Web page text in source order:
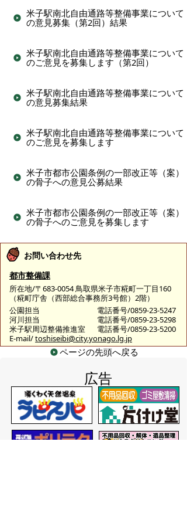
米子駅南北自由通路等整備事業について
の意見募集（第2回）結果
米子駅南北自由通路等整備事業について
のご意見を募集します（第2回）
米子駅南北自由通路等整備事業について
の意見募集結果
米子駅南北自由通路等整備事業について
のご意見を募集します
米子市都市公園条例の一部改正等（案）
の骨子への意見公募結果
米子市都市公園条例の一部改正等（案）
の骨子へのご意見を募集します
お問い合わせ先
都市整備課
所在地/〒683-0054 鳥取県米子市糀町一丁目160
（糀町庁舎（西部総合事務所3号館）2階）
公園担当
電話番号/0859-23-5247
河川担当
電話番号/0859-23-5298
米子駅周辺整備推進室
電話番号/0859-23-5200
E-mail/toshiseibi@city.yonago.lg.jp
ページの先頭へ戻る
広告